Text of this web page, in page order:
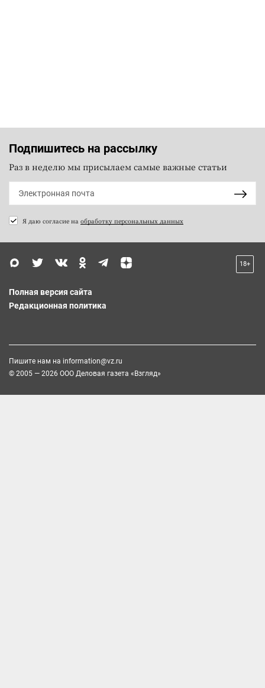
Подпишитесь на рассылку
Раз в неделю мы присылаем самые важные статьи
Я даю согласие на обработку персональных данных
18+
Полная версия сайта
Редакционная политика
Пишите нам на information@vz.ru
© 2005 — 2026 ООО Деловая газета «Взгляд»